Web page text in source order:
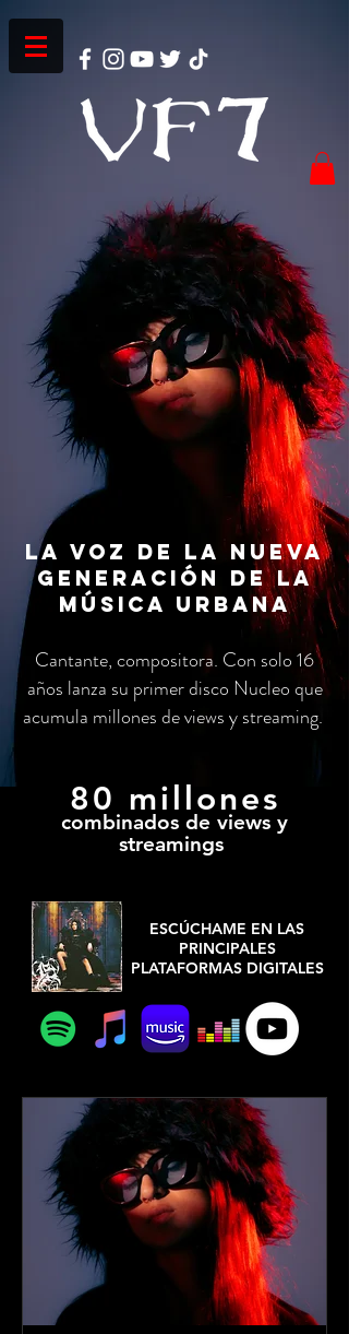
La voz de la nueva
generación de la
música urbana
Cantante, compositora. Con solo 16
años lanza su primer disco Nucleo que
acumula millones de views y streaming.
80 millones
combinados de views y
streamings
ESCÚCHAME EN LAS
PRINCIPALES
PLATAFORMAS DIGITALES